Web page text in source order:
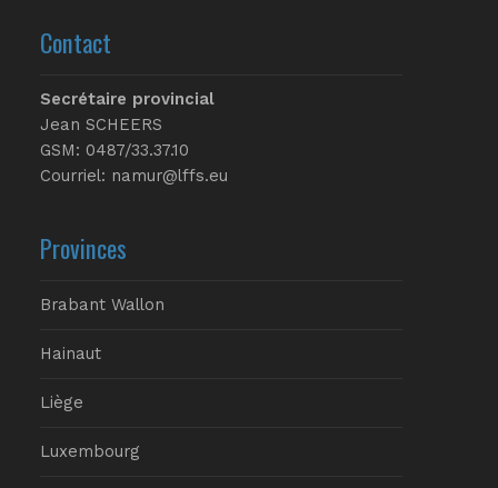
Contact
Secrétaire provincial
Jean SCHEERS
GSM: 0487/33.37.10
Courriel: namur@lffs.eu
Provinces
Brabant Wallon
Hainaut
Liège
Luxembourg